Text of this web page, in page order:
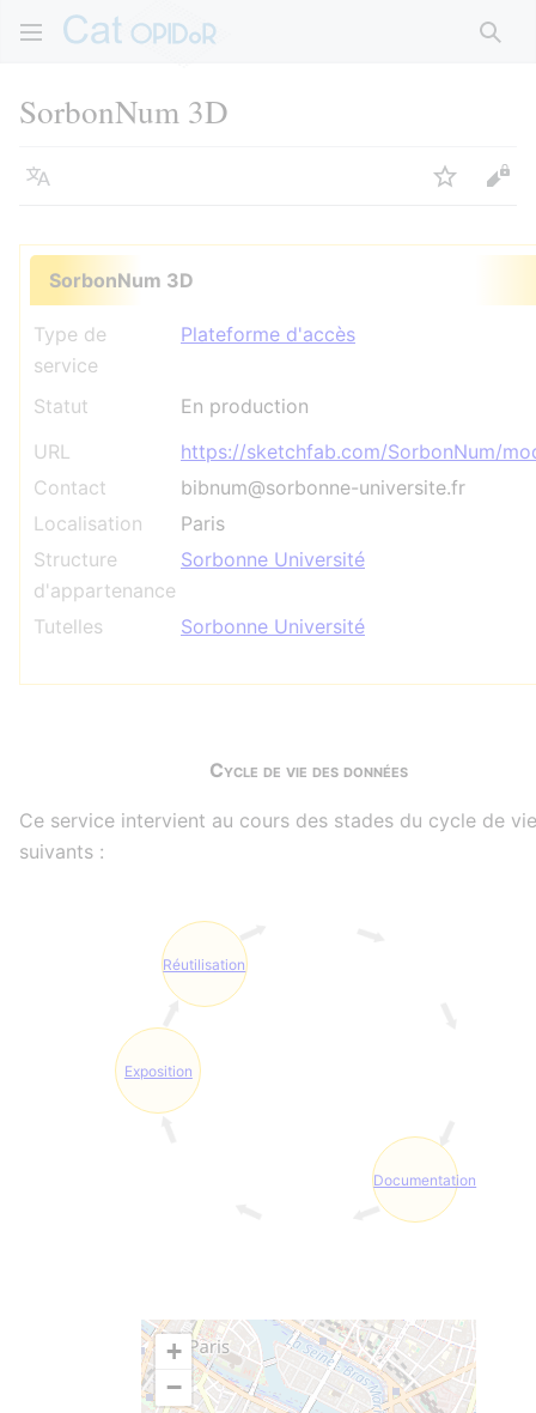
SorbonNum 3D
Langue Suivre
SorbonNum 3D
Type de
service
Plateforme d'accès
Statut
En production
URL
https://sketchfab.com/SorbonNum/
Contact
bibnum@sorbonne-universite.fr
Localisation
Paris
Structure
d'appartenance
Sorbonne Université
Tutelles Sorbonne Université
Cycle de vie des données
Ce service intervient au cours des stades du cycle de vie
suivants :
Documentation
Exposition
Réutilisation
+
−